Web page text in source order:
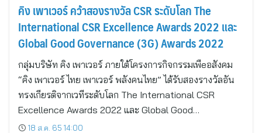
คิง เพาเวอร์ คว้าสองรางวัล CSR ระดับโลก The
International CSR Excellence Awards 2022 และ
Global Good Governance (3G) Awards 2022
กลุ่มบริษัท คิง เพาเวอร์ ภายใต้โครงการกิจกรรมเพืeอสังคม
“คิง เพาเวอร์ ไทย เพาเวอร์ พลังคนไทย” ได้รับสองรางวัลอัน
ทรงเกียรติจากเวทีระดับโลก The International CSR
Excellence Awards 2022 และ Global Good…
18 ส.ค. 65 14:00